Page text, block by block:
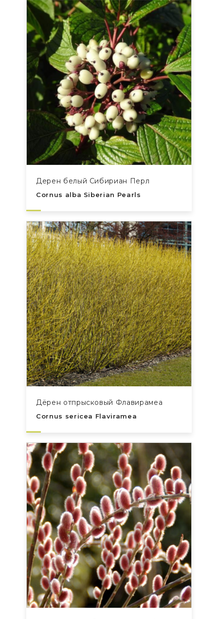
Дерен белый Сибириан Перл
Cornus alba Siberian Pearls
Дёрен отпрысковый Флавирамеа
Cornus sericea Flaviramea